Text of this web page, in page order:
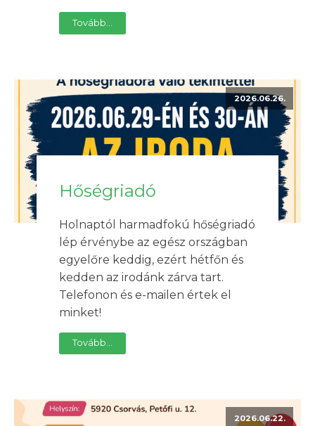
Tovább...
2026.06.26.
Hőségriadó
Holnaptól harmadfokú hőségriadó
lép érvénybe az egész országban
egyelőre keddig, ezért hétfőn és
kedden az irodánk zárva tart.
Telefonon és e-mailen értek el
minket!
Tovább...
2026.06.22.